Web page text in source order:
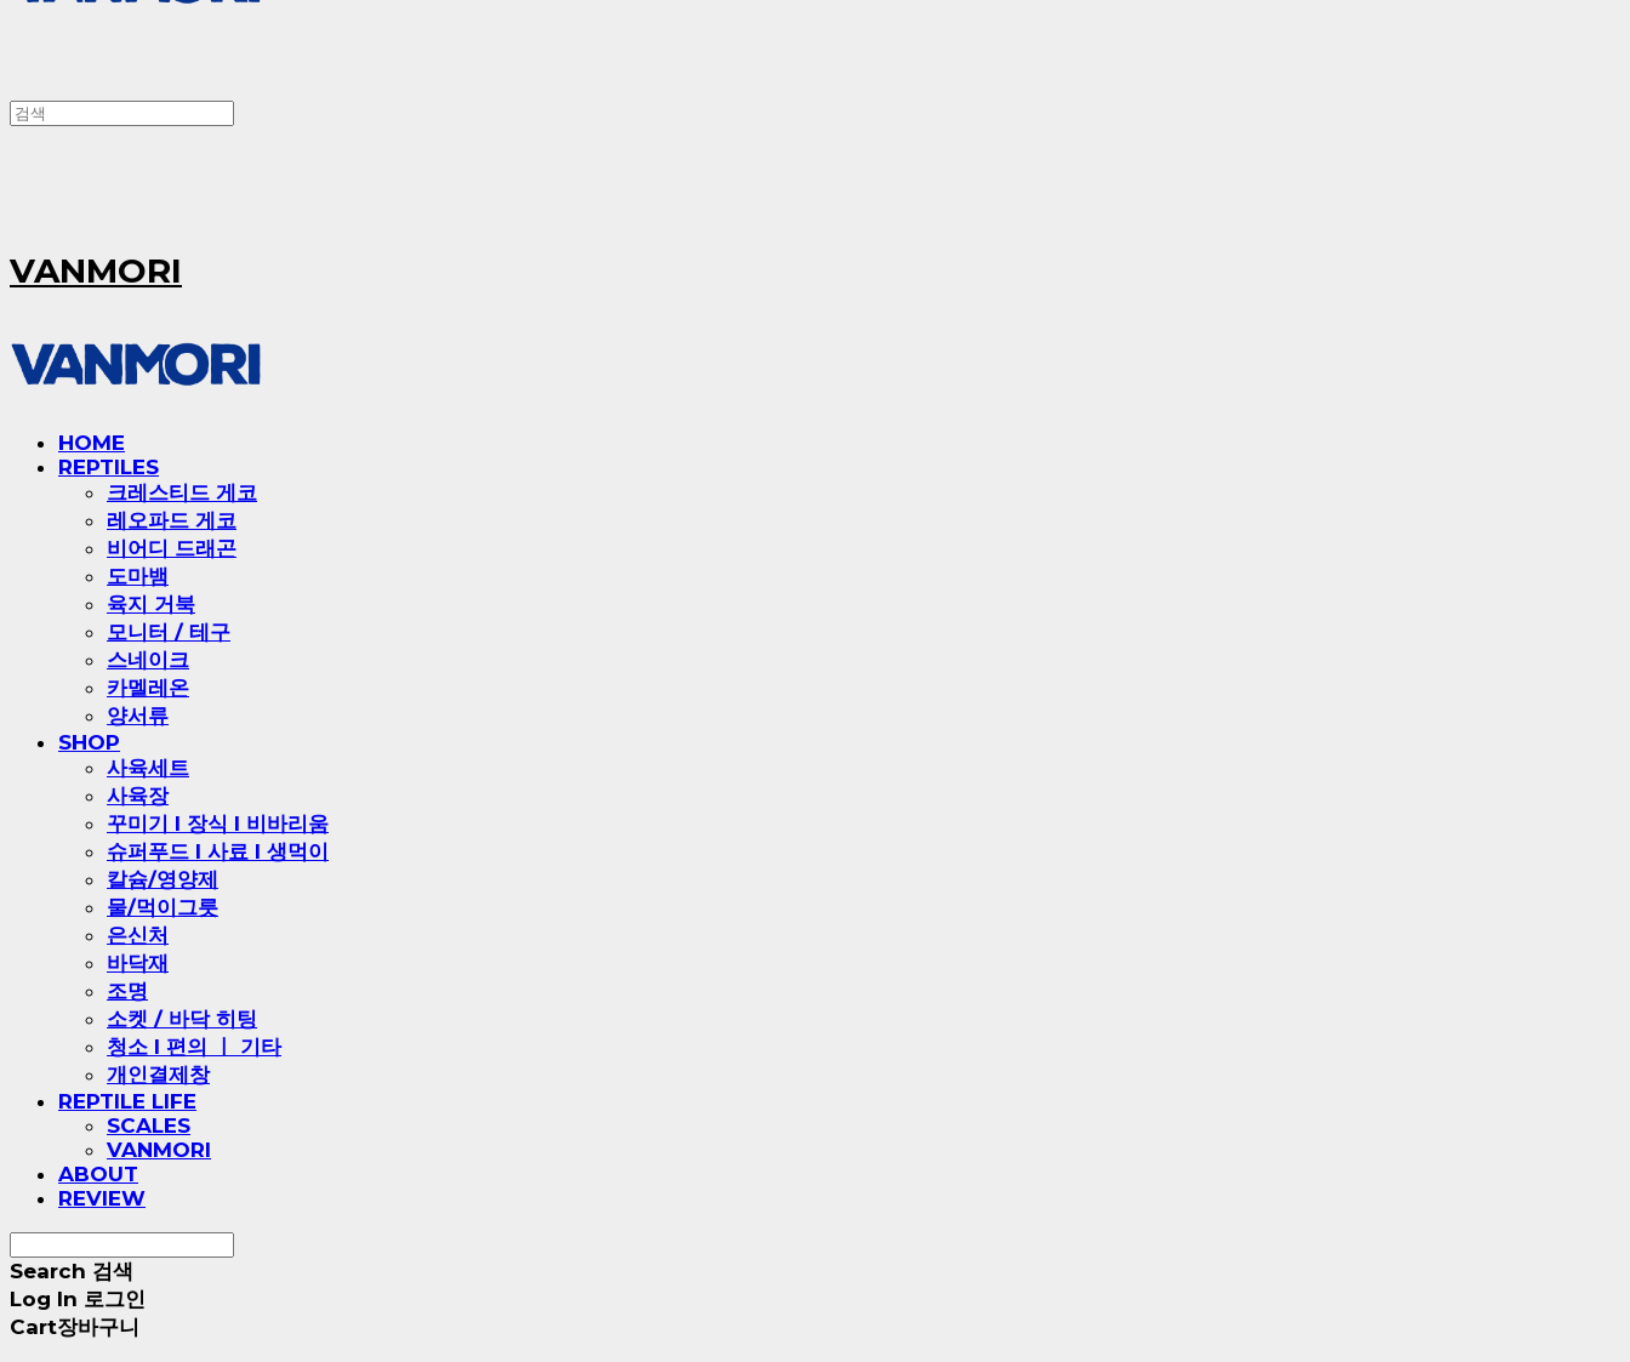
VANMORI
HOME
REPTILES
크레스티드 게코
레오파드 게코
비어디 드래곤
도마뱀
육지 거북
모니터 / 테구
스네이크
카멜레온
양서류
SHOP
사육세트
사육장
꾸미기 l 장식 l 비바리움
슈퍼푸드 l 사료 l 생먹이
칼슘/영양제
물/먹이그릇
은신처
바닥재
조명
소켓 / 바닥 히팅
청소 l 편의 ㅣ 기타
개인결제창
REPTILE LIFE
SCALES
VANMORI
ABOUT
REVIEW
Search 검색
Log In 로그인
Cart장바구니